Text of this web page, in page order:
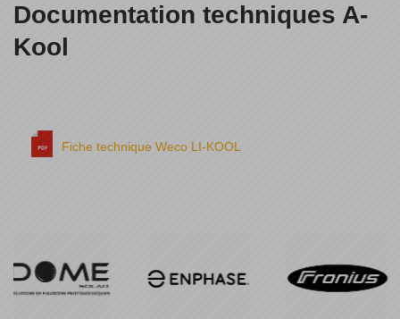
Documentation techniques A-
Kool
Fiche technique Weco LI-KOOL